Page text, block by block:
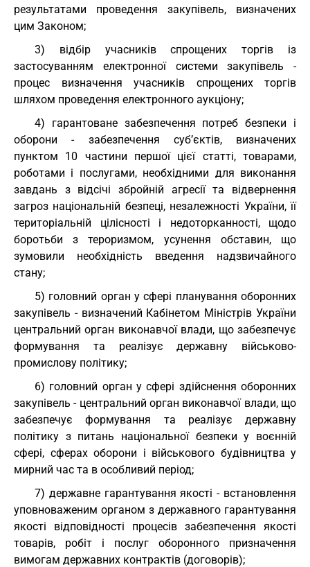
результатами проведення закупівель, визначених
цим Законом;
3) відбір учасників спрощених торгів із
застосуванням електронної системи закупівель -
процес визначення учасників спрощених торгів
шляхом проведення електронного аукціону;
4) гарантоване забезпечення потреб безпеки і
оборони - забезпечення суб’єктів, визначених
пунктом 10 частини першої цієї статті, товарами,
роботами і послугами, необхідними для виконання
завдань з відсічі збройній агресії та відвернення
загроз національній безпеці, незалежності України, її
територіальній цілісності і недоторканності, щодо
боротьби з тероризмом, усунення обставин, що
зумовили необхідність введення надзвичайного
стану;
5) головний орган у сфері планування оборонних
закупівель - визначений Кабінетом Міністрів України
центральний орган виконавчої влади, що забезпечує
формування та реалізує державну військово-
промислову політику;
6) головний орган у сфері здійснення оборонних
закупівель - центральний орган виконавчої влади, що
забезпечує формування та реалізує державну
політику з питань національної безпеки у воєнній
сфері, сферах оборони і військового будівництва у
мирний час та в особливий період;
7) державне гарантування якості - встановлення
уповноваженим органом з державного гарантування
якості відповідності процесів забезпечення якості
товарів, робіт і послуг оборонного призначення
вимогам державних контрактів (договорів);